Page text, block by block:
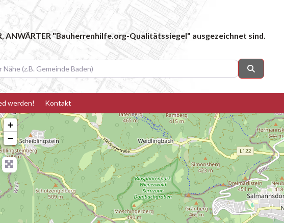
ANWÄRTER "Bauherrenhilfe.org-Qualitätssiegel" ausgezeichnet sind.
(z.B. Gemeinde Baden)
werden! Kontakt
+
−